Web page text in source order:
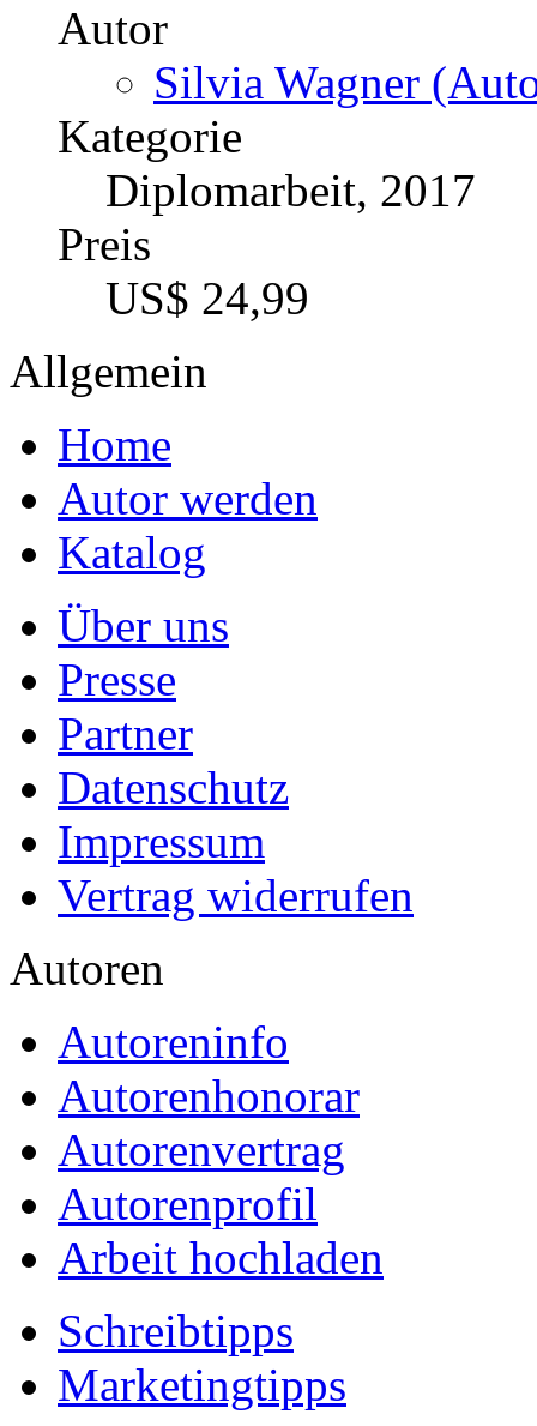
Autor
Silvia Wagner
Kategorie
Diplomarbeit, 2017
Preis
US$ 24,99
Allgemein
Home
Autor werden
Katalog
Über uns
Presse
Partner
Datenschutz
Impressum
Vertrag widerrufen
Autoren
Autoreninfo
Autorenhonorar
Autorenvertrag
Autorenprofil
Arbeit hochladen
Schreibtipps
Marketingtipps